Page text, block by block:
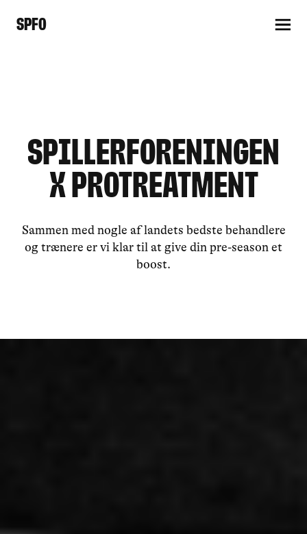
SPFO
Spillerforeningen
x Protreatment
Sammen med nogle af landets bedste behandlere
og trænere er vi klar til at give din pre-season et
boost.